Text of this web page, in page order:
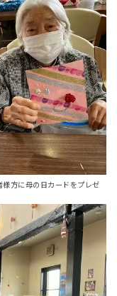
方に母の日カードをプレゼ